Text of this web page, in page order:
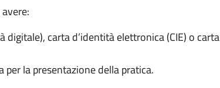
digitale), carta d’identità elettronica (CIE) o carta
la presentazione della pratica.